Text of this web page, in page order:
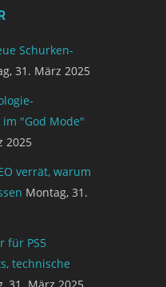
Schurken-
31. März 2025
"God Mode"
2025
verrät, warum
Montag, 31.
für PS5
technische